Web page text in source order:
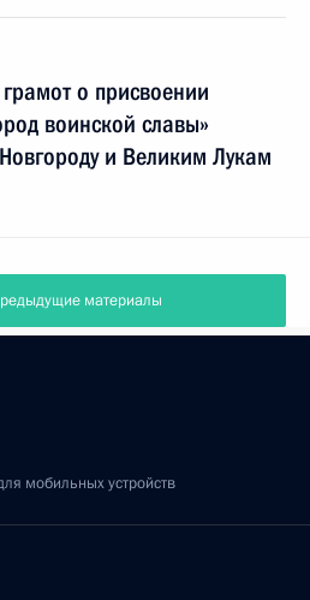
о присвоении
воинской славы»
и Великим Лукам
материалы
мобильных устройств